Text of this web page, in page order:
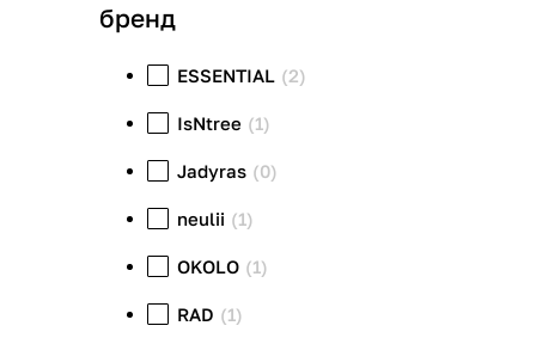
бренд
ESSENTIAL (2)
IsNtree (1)
Jadyras (0)
neulii (1)
OKOLO (1)
RAD (1)